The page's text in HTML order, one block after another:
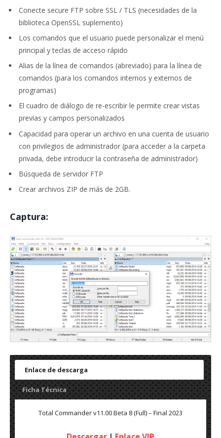
Conecte secure FTP sobre SSL / TLS (necesidades de la
biblioteca OpenSSL suplemento)
Los comandos que el usuario puede personalizar el menú
principal y teclas de acceso rápido
Alias de la línea de comandos (abreviado) para la línea de
comandos (para los comandos internos y externos de
programas)
El cuadro de diálogo de re-escribir le permite crear vistas
previas y campos personalizados
Capacidad para operar un archivo en una cuenta de usuario
con privilegios de administrador (para acceder a la carpeta
privada, debe introducir la contraseña de administrador)
Búsqueda de servidor FTP
Crear archivos ZIP de más de 2GB.
Captura:
Enlace de descarga
Ficha Técnica
Total Commander v11.00 Beta 8 (Full) – Final 2023